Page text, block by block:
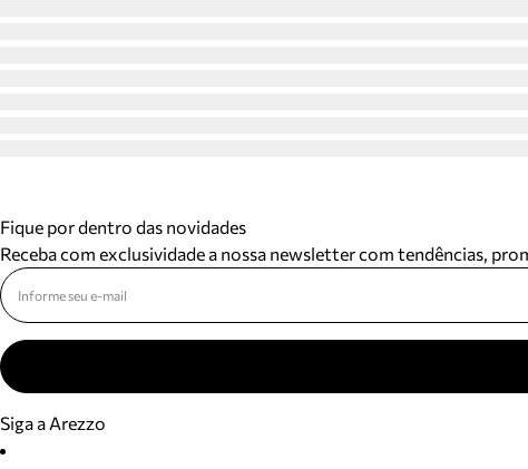
Fique por dentro das novidades
Receba com exclusividade a nossa newsletter com tendências,
Siga a Arezzo